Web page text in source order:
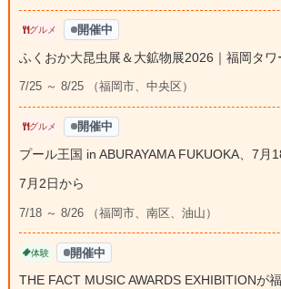
グルメ 開催中
ふくおか大昆虫展＆大鉱物展2026｜福岡タ
7/25 ～ 8/25 （福岡市、中央区）
グルメ 開催中
プール王国 in ABURAYAMA FUKUOKA、7月
7月2日から
7/18 ～ 8/26 （福岡市、南区、油山）
体験 開催中
THE FACT MUSIC AWARDS EXHIBITIONが